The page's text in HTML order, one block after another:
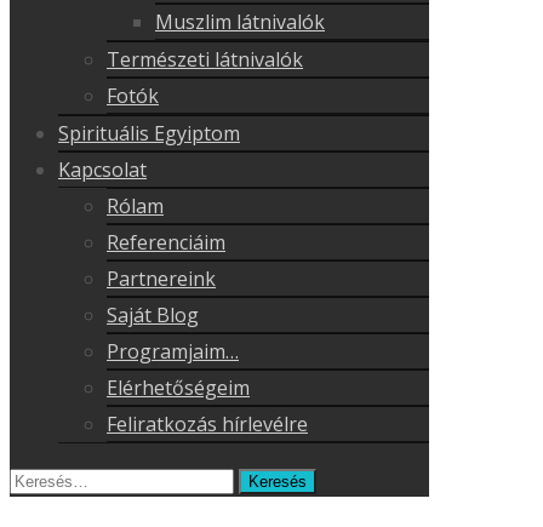
Muszlim látnivalók
Természeti látnivalók
Fotók
Spirituális Egyiptom
Kapcsolat
Rólam
Referenciáim
Partnereink
Saját Blog
Programjaim…
Elérhetőségeim
Feliratkozás hírlevélre
Keresés